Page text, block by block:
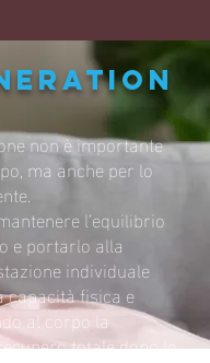
non è importante
ma anche per lo
l’equilibrio
e portarlo alla
individuale
fisica e
al corpo la
totale dopo lo